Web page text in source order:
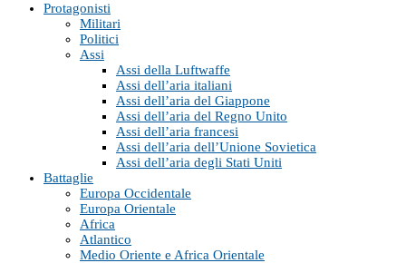
Protagonisti
Militari
Politici
Assi
Assi della Luftwaffe
Assi dell’aria italiani
Assi dell’aria del Giappone
Assi dell’aria del Regno Unito
Assi dell’aria francesi
Assi dell’aria dell’Unione Sovietica
Assi dell’aria degli Stati Uniti
Battaglie
Europa Occidentale
Europa Orientale
Africa
Atlantico
Medio Oriente e Africa Orientale